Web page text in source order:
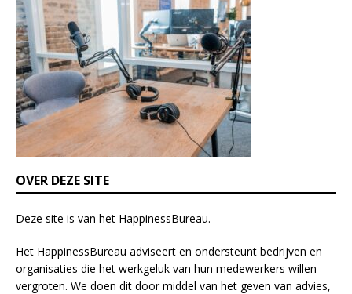
f
i
e
l
d
b
l
n
k
.
OVER DEZE SITE
Deze site is van het HappinessBureau.
Het HappinessBureau adviseert en ondersteunt bedrijven en
organisaties die het werkgeluk van hun medewerkers willen
vergroten. We doen dit door middel van het geven van advies,